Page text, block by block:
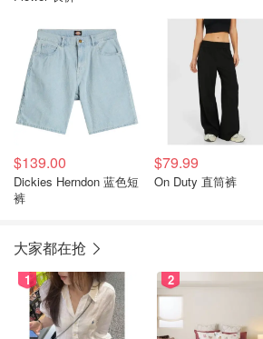
$139.00
Dickies Herndon 蓝色短
裤
$79.99
On Duty 直筒裤
大家都在抢
1 2